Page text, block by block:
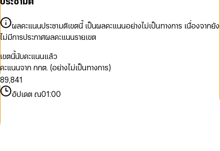
ผลคะแนนประชามติเขตนี้ เป็นผลคะแนนอย่างไม่เป็นทางการ เนื่องจากยัง
ไม่มีการประกาศผลคะแนนรายเขต
เขตนี้นับคะแนนแล้ว
คะแนนจาก กกต. (อย่างไม่เป็นทางการ)
0
1
2
3
4
5
6
7
8
9
1
2
3
4
5
6
7
8
9,
0
2
3
4
5
6
7
8
9
0
1
2
3
4
5
6
0
1
2
3
อัปเดต ณ01:00